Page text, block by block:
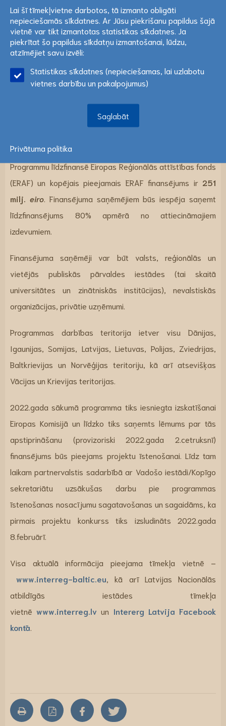
Lai šī tīmekļvietne darbotos, tā izmanto obligāti
nepieciešamās sīkdatnes. Ar Jūsu piekrišanu papildus šajā
vietnē var tikt izmantotas statistikas sīkdatnes. Ja
atzīmējiet savu izvēli:Lasīt vairāk
Saglabāt
institucionālo spēju sekmēšanai, t.sk. kopīgu plānu,
metodoloģiju, ceļa karšu izstrādei, pieredzes apmaiņai,
normatīvo aktu pilnveidošanai un politiku sekmēšanai,
jaunu metožu un tehnoloģiju izstrādei, kā arī testēšanu ar
pilota aktivitāšu palīdzību četros programmas prioritārajos
virzienos: inovatīvas sabiedrības, uz ūdens resursu
efektīvu izmantošanu vērstas sabiedrības, uz
ilgtspējīgiem klimata risinājumiem vērstas
Programmu līdzfinansē Eiropas Reģionālās attīstības fonds
(ERAF) un kopējais pieejamais ERAF finansējums ir 251
milj. eiro. Finansējuma saņēmējiem būs iespēja saņemt
līdzfinansējums 80% apmērā no attiecināmajiem
izdevumiem.
Finansējuma saņēmēji var būt valsts, reģionālās un
vietējās publiskās pārvaldes iestādes (tai skaitā
universitātes un zinātniskās institūcijas), nevalstiskās
organizācijas, privātie uzņēmumi.
Programmas darbības teritorija ietver visu Dānijas,
Igaunijas, Somijas, Latvijas, Lietuvas, Polijas, Zviedrijas,
Baltkrievijas un Norvēģijas teritoriju, kā arī atsevišķas
Vācijas un Krievijas teritorijas.
2022.gada sākumā programma tiks iesniegta izskatīšanai
Eiropas Komisijā un līdzko tiks saņemts lēmums par tās
apstiprināšanu (provizoriski 2022.gada 2.cetruksnī)
finansējums būs pieejams projektu īstenošanai. Līdz tam
laikam partnervalstis sadarbībā ar Vadošo iestādi/Kopīgo
sekretariātu uzsākušas darbu pie programmas
īstenošanas nosacījumu sagatavošanas un sagaidāms, ka
pirmais projektu konkurss tiks izsludināts 2022.gada
8.februārī.
Visa aktuālā informācija pieejama tīmekļa vietnē –
www.interreg-baltic.eu , kā arī Latvijas Nacionālās
atbildīgās iestādes tīmekļa
vietnēwww.interreg.lv un Intererg Latvija Facebook
kontā
Lai šī tīmekļvietne darbotos, tā izmanto obligāti
nepieciešamās sīkdatnes. Ar Jūsu piekrišanu papildus šajā
vietnē var tikt izmantotas statistikas sīkdatnes. Ja
piekrītat šo papildus sīkdatņu izmantošanai, lūdzu,
atzīmējiet savu izvēli:
Statistikas sīkdatnes (nepieciešamas, lai uzlabotu
vietnes darbību un pakalpojumus)
Saglabāt
Privātuma politika